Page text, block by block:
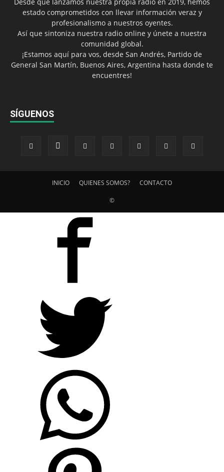
estado comprometidos con llevar información veraz y
profesionalismo a nuestros oyentes.
Así que sintoniza nuestra radio online y únete a nuestra
comunidad global.
¡Estamos aquí para vos, desde San Andrés, Partido de
General San Martín, Buenos Aires, Argentina hasta donde te
encuentres!
SÍGUENOS
INICIO QUIENES SOMOS? CONTACTO
©